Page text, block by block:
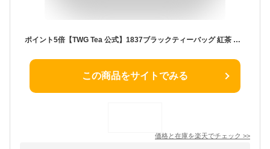
ポイント5倍【TWG Tea 公式】1837ブラックティーバッグ 紅茶 ティーバッグ 個包装 茶 お茶 フルーティー 高級 ギフト プレゼント 贈答 お歳暮 お中元 贈り物 手土産 母の日 花以外 茶葉 おしゃれ
この商品をサイトでみる
価格と在庫を楽天でチェック >>